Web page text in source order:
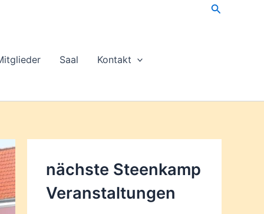
Suchen
Saal Kontakt
nächste Steenkamp
Veran­staltungen